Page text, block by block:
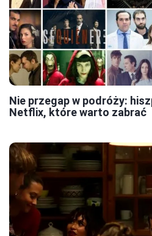
Nie przegap w podróży:
Netflix, które warto zabrać